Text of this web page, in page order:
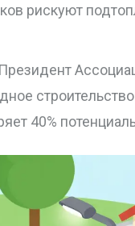
рискуют
40%